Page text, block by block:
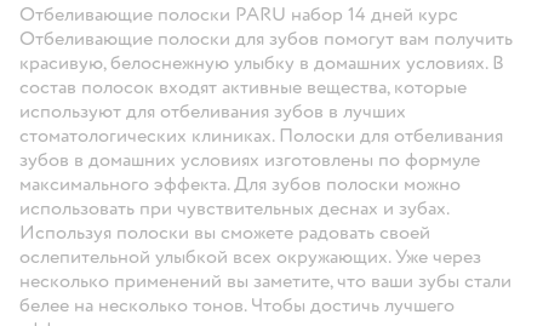
Отбеливающие полоски PARU набор 14 дней курс
Отбеливающие полоски для зубов помогут вам получить
красивую, белоснежную улыбку в домашних условиях. В
состав полосок входят активные вещества, которые
используют для отбеливания зубов в лучших
стоматологических клиниках. Полоски для отбеливания
зубов в домашних условиях изготовлены по формуле
максимального эффекта. Для зубов полоски можно
использовать при чувствительных деснах и зубах.
Используя полоски вы сможете радовать своей
ослепительной улыбкой всех окружающих. Уже через
несколько применений вы заметите, что ваши зубы стали
белее на несколько тонов. Чтобы достичь лучшего